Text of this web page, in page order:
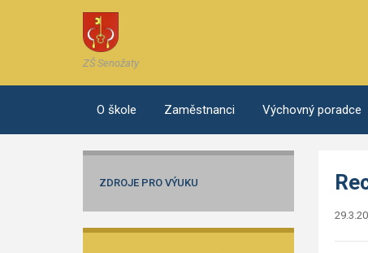
ZŠ Senožaty
O škole Zaměstnanci Výchovný poradce
ZDROJE PRO VÝUKU